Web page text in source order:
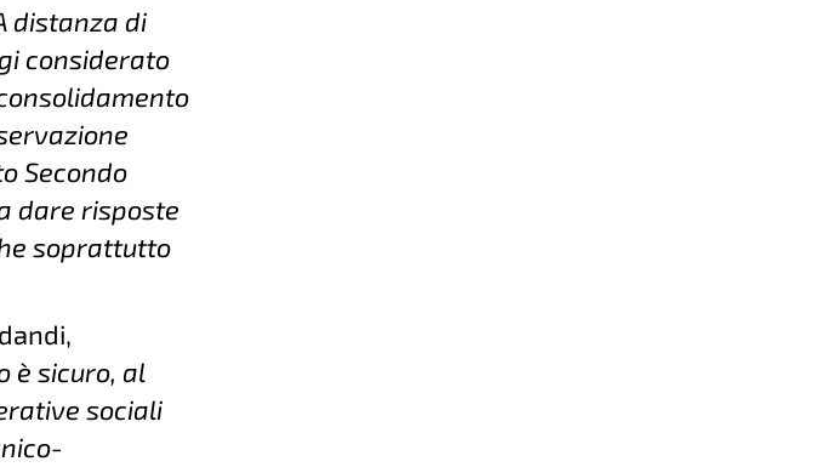
distanza di
considerato
Secondo
dare risposte
soprattutto
è sicuro, al
sociali